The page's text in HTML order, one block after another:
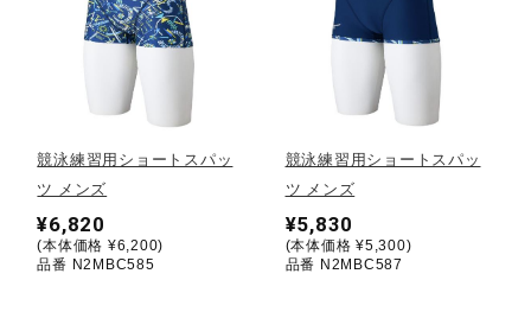
ソフトボール
柔道
ウィンタースポーツ
ワーキング
競泳練習用ショートスパッ
ツ メンズ
¥6,820
(本体価格 ¥6,200)
品番 N2MBC585
競泳練習用ショートスパッ
ツ メンズ
¥5,830
(本体価格 ¥5,300)
品番 N2MBC587